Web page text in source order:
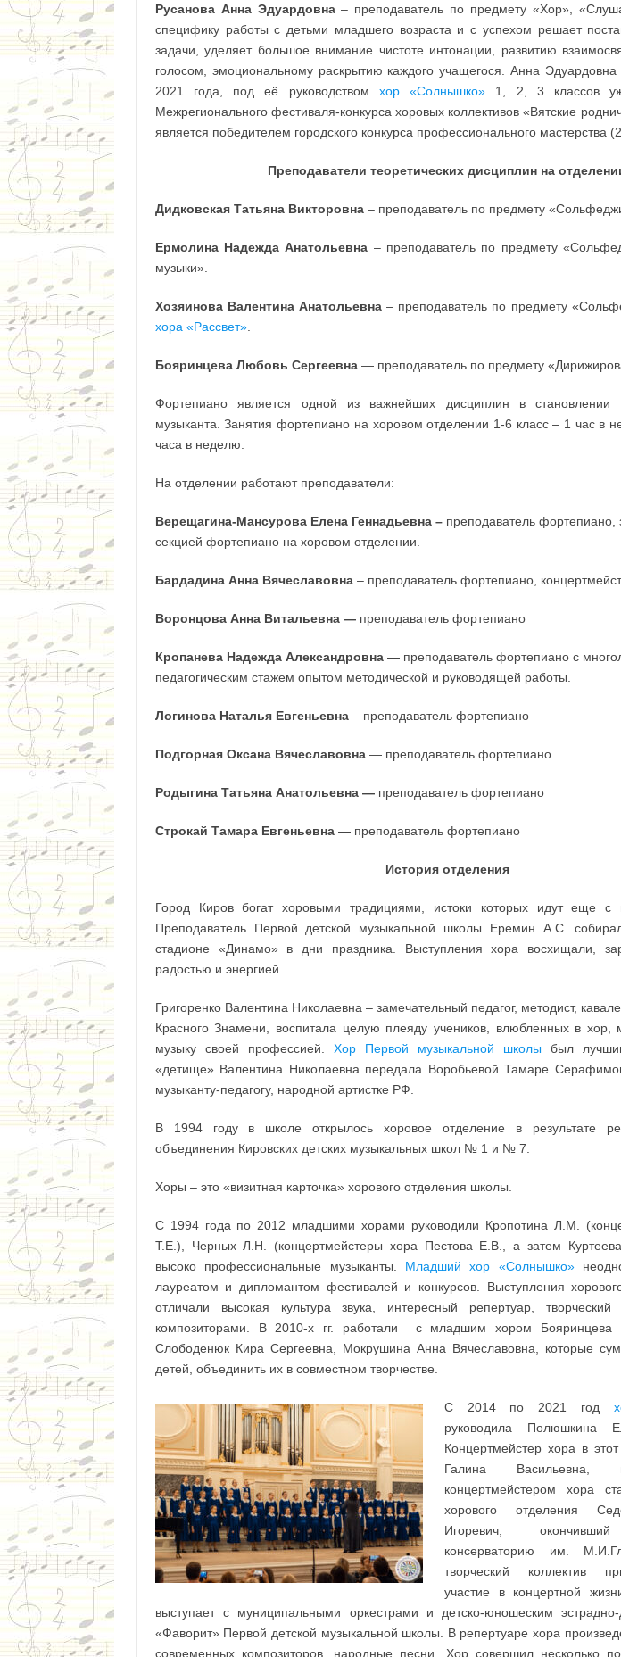
Русанова Анна Эдуардовна– преподаватель по предмету «Хор»,
специфику работы с детьми младшего возраста и с успехом решает
задачи, уделяет большое внимание чистоте интонации, развитию
голосом, эмоциональному раскрытию каждого учащегося. Анна
2021 года, под её руководством хор «Солнышко» 1, 2, 3 классов
Межрегионального фестиваля-конкурса хоровых коллективов «Вятские
является победителем городского конкурса профессионального мастерства
Преподаватели теоретических дисциплин на
Дидковская Татьяна Викторовна– преподаватель по предмету
Ермолина Надежда Анатольевна – преподаватель по предмету
музыки».
Хозяинова Валентина Анатольевна– преподаватель по предмету
хора «Рассвет».
Бояринцева Любовь Сергеевна— преподаватель по предмету
Фортепиано является одной из важнейших дисциплин в становлении
музыканта. Занятия фортепиано на хоровом отделении 1-6 класс – 1 час в
часа в неделю.
На отделении работают преподаватели:
Верещагина-Мансурова Елена Геннадьевна – преподаватель
секцией фортепиано на хоровом отделении.
Бардадина Анна Вячеславовна – преподаватель фортепиано,
Воронцова Анна Витальевна — преподаватель фортепиано
Кропанева Надежда Александровна — преподаватель фортепиано с
педагогическим стажем опытом методической и руководящей работы.
Логинова Наталья Евгеньевна– преподаватель фортепиано
Подгорная Оксана Вячеславовна— преподаватель фортепиано
Родыгина Татьяна Анатольевна — преподаватель фортепиано
Строкай Тамара Евгеньевна — преподаватель фортепиано
История отделения
Город Киров богат хоровыми традициями, истоки которых идут еще с
Преподаватель Первой детской музыкальной школы Еремин А.С.
стадионе «Динамо» в дни праздника. Выступления хора восхищали,
радостью и энергией.
Григоренко Валентина Николаевна – замечательный педагог, методист,
Красного Знамени, воспитала целую плеяду учеников, влюбленных в хор,
музыку своей профессией. Хор Первой музыкальной школы был
«детище» Валентина Николаевна передала Воробьевой Тамаре
музыканту-педагогу, народной артистке РФ.
В 1994 году в школе открылось хоровое отделение в результате
объединения Кировских детских музыкальных школ № 1 и № 7.
Хоры – это «визитная карточка» хорового отделения школы.
С 1994 года по 2012 младшими хорами руководили Кропотина Л.М.
Т.Е.), Черных Л.Н. (концертмейстеры хора Пестова Е.В., а затем
высоко профессиональные музыканты. Младший хор «Солнышко»
лауреатом и дипломантом фестивалей и конкурсов. Выступления
отличали высокая культура звука, интересный репертуар,
композиторами. В 2010-х гг. работали с младшим хором Бояринцева
Слободенюк Кира Сергеевна, Мокрушина Анна Вячеславовна, которые
детей, объединить их в совместном творчестве.
С 2014 по 2021 год
руководила Полюшкина
Концертмейстер хора в
Галина
концертмейстером хора
хорового отделения
Игоревич,
консерваторию им.
творческий коллектив
участие в концертной
выступает с муниципальными оркестрами и детско-юношеским
«Фаворит» Первой детской музыкальной школы. В репертуаре хора
современных композиторов, народные песни. Хор совершил несколько